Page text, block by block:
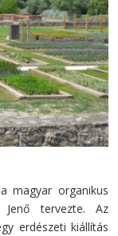
magyar organikus
Jenő tervezte. Az
erdészeti kiállítás